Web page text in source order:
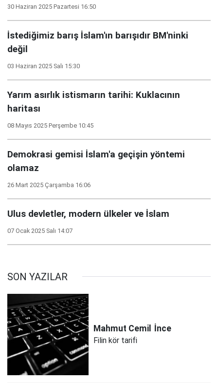
30 Haziran 2025 Pazartesi 16:50
İstediğimiz barış İslam'ın barışıdır BM'ninki
değil
03 Haziran 2025 Salı 15:30
Yarım asırlık istismarın tarihi: Kuklacının
haritası
08 Mayıs 2025 Perşembe 10:45
Demokrasi gemisi İslam'a geçişin yöntemi
olamaz
26 Mart 2025 Çarşamba 16:06
Ulus devletler, modern ülkeler ve İslam
07 Ocak 2025 Salı 14:07
SON YAZILAR
Mahmut Cemil İnce
Filin kör tarifi